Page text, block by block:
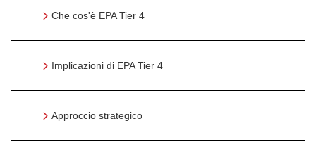
Che cos'è EPA Tier 4
Implicazioni di EPA Tier 4
Approccio strategico